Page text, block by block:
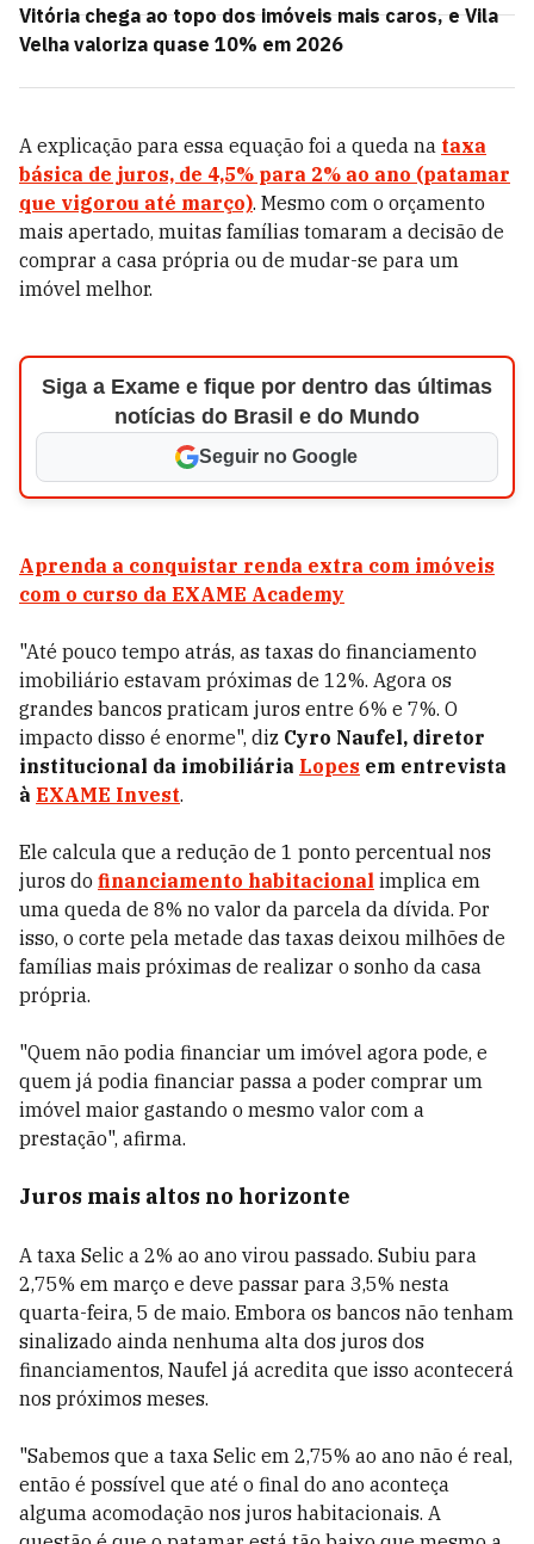
Vitória chega ao topo dos imóveis mais caros, e Vila
Velha valoriza quase 10% em 2026
A explicação para essa equação foi a queda na taxa
básica de juros, de 4,5% para 2% ao ano (patamar
que vigorou até março). Mesmo com o orçamento
mais apertado, muitas famílias tomaram a decisão de
comprar a casa própria ou de mudar-se para um
imóvel melhor.
Siga a Exame e fique por dentro das últimas
notícias do Brasil e do Mundo
Seguir no Google
Aprenda a conquistar renda extra com imóveis
com o curso da EXAME Academy
"Até pouco tempo atrás, as taxas do financiamento
imobiliário estavam próximas de 12%. Agora os
grandes bancos praticam juros entre 6% e 7%. O
impacto disso é enorme", diz Cyro Naufel, diretor
institucional da imobiliária Lopes em entrevista
à EXAME Invest.
Ele calcula que a redução de 1 ponto percentual nos
juros do financiamento habitacional implica em
uma queda de 8% no valor da parcela da dívida. Por
isso, o corte pela metade das taxas deixou milhões de
famílias mais próximas de realizar o sonho da casa
própria.
"Quem não podia financiar um imóvel agora pode, e
quem já podia financiar passa a poder comprar um
imóvel maior gastando o mesmo valor com a
prestação", afirma.
Juros mais altos no horizonte
A taxa Selic a 2% ao ano virou passado. Subiu para
2,75% em março e deve passar para 3,5% nesta
quarta-feira, 5 de maio. Embora os bancos não tenham
sinalizado ainda nenhuma alta dos juros dos
financiamentos, Naufel já acredita que isso acontecerá
nos próximos meses.
"Sabemos que a taxa Selic em 2,75% ao ano não é real,
então é possível que até o final do ano aconteça
alguma acomodação nos juros habitacionais. A